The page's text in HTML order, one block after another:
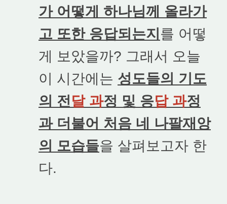
가 어떻게 하나님께 올라가
고 또한 응답되는지 를 어떻
게 보았을까? 그래서 오늘
이 시간에는 성도들의 기도
의 전달 과정 및 응답 과정
과 더불어 처음 네 나팔재앙
의 모습들을 살펴보고자 한
다.